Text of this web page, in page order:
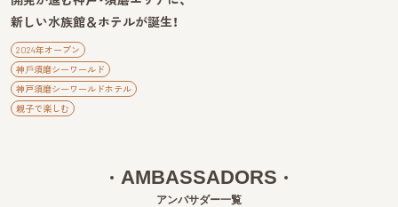
新しい水族館＆ホテルが誕生！
2024年オープン
神⼾須磨シーワールド
神戸須磨シーワールドホテル
親子で楽しむ
AMBASSADORS
アンバサダー一覧